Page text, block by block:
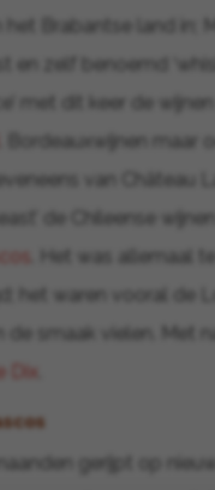
het Brabantse land in;
en zelf benoemd
met dit keer de wijnen
. Bordeauxwijnen maar
van Château
de Chileense
. Het was allemaal
het waren vooral de
de smaak vielen. Met
Dix
gerijpt op nieuw